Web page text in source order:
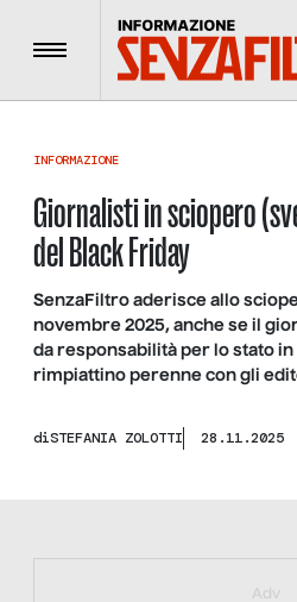
Menu
INFORMAZIONE
Giornalisti in sciopero
del Black Friday
SenzaFiltro aderisce allo
novembre 2025, anche se il
da responsabilità per lo stato in
rimpiattino perenne con gli
diSTEFANIA ZOLOTTI 28.11.2025
https://bit.ly/ Adv